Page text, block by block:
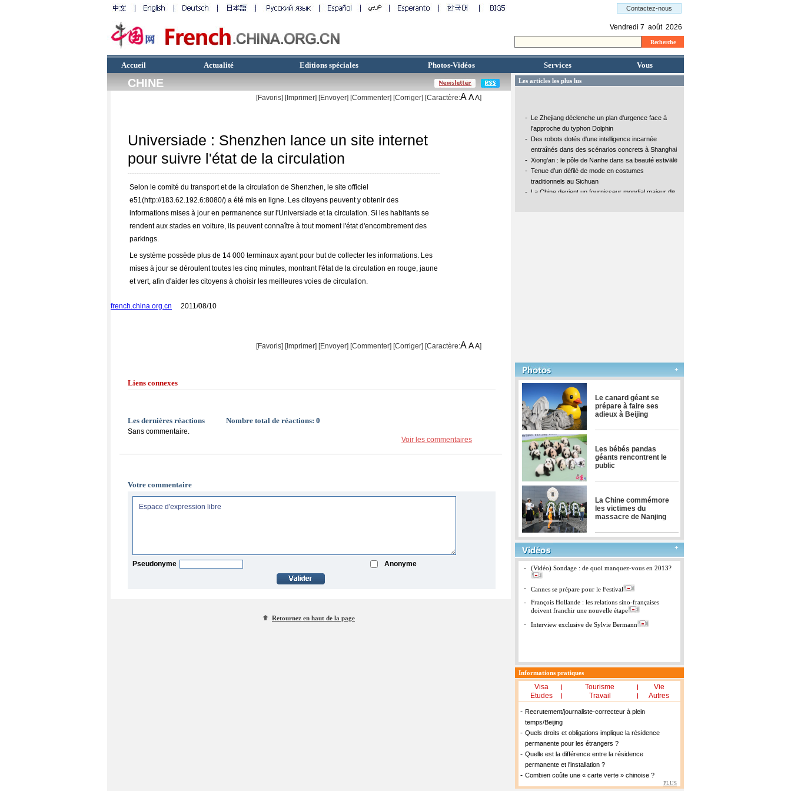
Accueil Actualité Editions spéciales Photos-Vidéos Services Vous
CHINE
[Favoris] [Imprimer] [Envoyer] [Commenter] [Corriger] [Caractère:AAA]
Universiade : Shenzhen lance un site internet
pour suivre l'état de la circulation
Selon le comité du transport et de la circulation de Shenzhen, le site officiel
e51(http://183.62.192.6:8080/) a été mis en ligne. Les citoyens peuvent y obtenir des
informations mises à jour en permanence sur l'Universiade et la circulation. Si les habitants se
rendent aux stades en voiture, ils peuvent connaître à tout moment l'état d'encombrement des
parkings.
Le système possède plus de 14 000 terminaux ayant pour but de collecter les informations. Les
mises à jour se déroulent toutes les cinq minutes, montrant l'état de la circulation en rouge, jaune
et vert, afin d'aider les citoyens à choisir les meilleures voies de circulation.
french.china.org.cn 2011/08/10
[Favoris] [Imprimer] [Envoyer] [Commenter] [Corriger] [Caractère:AAA]
Liens connexes
Les dernières réactions Nombre total de réactions: 0
Sans commentaire.
Voir les commentaires
Votre commentaire
Pseudonyme Anonyme
Retournez en haut de la page